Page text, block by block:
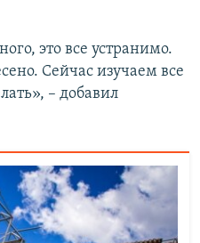
это все устранимо.
Сейчас изучаем все
– добавил